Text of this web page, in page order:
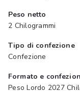
Peso netto
2 Chilogrammi
Tipo di confezione
Confezione
Formato e
Peso Lordo 2027